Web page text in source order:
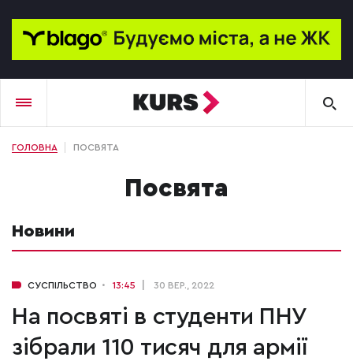
ГОЛОВНА ПОСВЯТА
посвята
Новини
СУСПІЛЬСТВО 13:45 30 ВЕР., 2022
На посвяті в студенти ПНУ
зібрали 110 тисяч для армії